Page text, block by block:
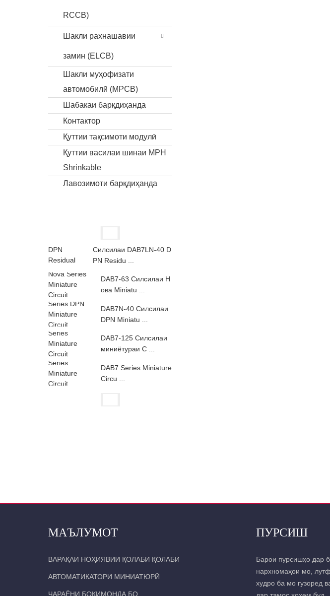
RCCB)
Шакли рахнашавии
замин (ELCB)
Шакли муҳофизати
автомобилӣ (MPCB)
Шабакаи барқдиҳанда
Контактор
Қуттии тақсимоти модулӣ
Қуттии василаи шинаи MPH
Shrinkable
Лавозимоти барқдиҳанда
Силсилаи DAB7LN-40 D
PN Residu ...
DAB7-63 Силсилаи Н
ова Miniatu ...
DAB7N-40 Силсилаи
DPN Miniatu ...
DAB7-125 Силсилаи
миниётураи C ...
DAB7 Series Miniature
Circu ...
МАЪЛУМОТ
ВАРАҚАИ НОҲИЯВИИ ҚОЛАБИ ҚОЛАБИ
АВТОМАТИКАТОРИ МИНИАТЮРӢ
ҶАРАЁНИ БОҚИМОНДА БО
ПУРСИШ
Барои пурсишҳо дар
нархномаҳои мо,
худро ба мо гузоред